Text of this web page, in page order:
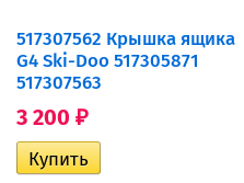
517307562 Крышка ящика
G4 Ski-Doo 517305871
517307563
3 200 ₽